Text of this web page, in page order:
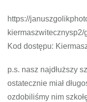
https://
kiermaszwitecznysp2/
Kod dostępu:
p.s. nasz najdłuższy
ostatecznie miał
ozdobiliśmy nim